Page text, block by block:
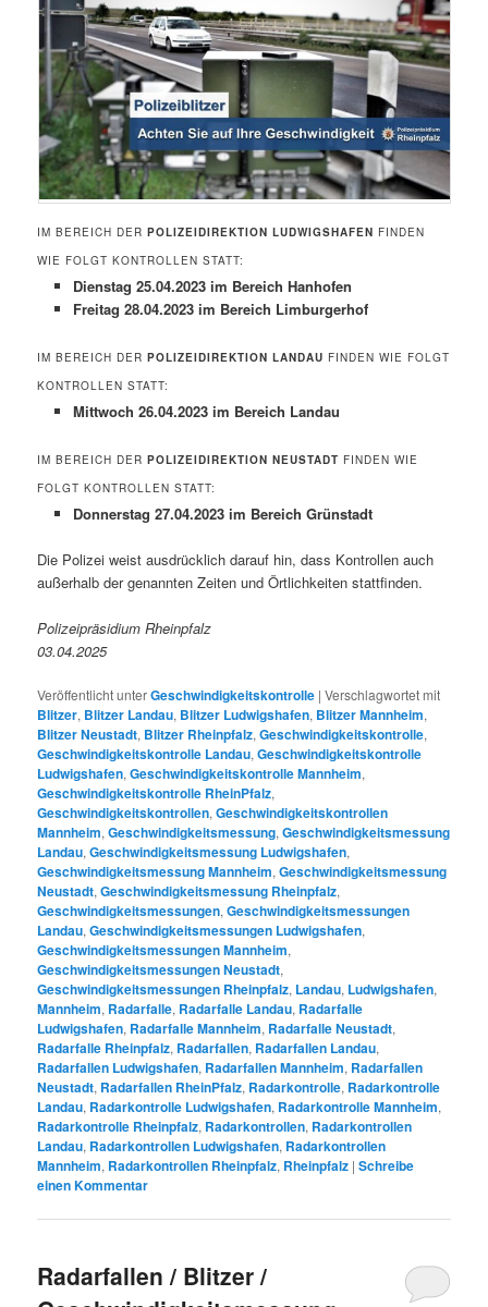
IM BEREICH DERPOLIZEIDIREKTION LUDWIGSHAFEN FINDEN
WIE FOLGT KONTROLLEN STATT:
Dienstag 25.04.2023 im Bereich Hanhofen
Freitag 28.04.2023 im Bereich Limburgerhof
IM BEREICH DERPOLIZEIDIREKTION LANDAU FINDEN WIE FOLGT
KONTROLLEN STATT:
Mittwoch 26.04.2023 im Bereich Landau
IM BEREICH DERPOLIZEIDIREKTION NEUSTADT FINDEN WIE
FOLGT KONTROLLEN STATT:
Donnerstag 27.04.2023 im Bereich Grünstadt
Die Polizei weist ausdrücklich darauf hin, dass Kontrollen auch
außerhalb der genannten Zeiten und Örtlichkeiten stattfinden.
Polizeipräsidium Rheinpfalz
03.04.2025
Veröffentlicht unterGeschwindigkeitskontrolle |Verschlagwortet mit
Blitzer, Blitzer Landau, Blitzer Ludwigshafen, Blitzer Mannheim,
Blitzer Neustadt, Blitzer Rheinpfalz,Geschwindigkeitskontrolle,
Geschwindigkeitskontrolle Landau,Geschwindigkeitskontrolle
Ludwigshafen,Geschwindigkeitskontrolle Mannheim,
Geschwindigkeitskontrolle RheinPfalz,
Geschwindigkeitskontrollen,Geschwindigkeitskontrollen
Mannheim,Geschwindigkeitsmessung,Geschwindigkeitsmessung
Landau,Geschwindigkeitsmessung Ludwigshafen,
Geschwindigkeitsmessung Mannheim,Geschwindigkeitsmessung
Neustadt,Geschwindigkeitsmessung Rheinpfalz,
Geschwindigkeitsmessungen,Geschwindigkeitsmessungen
Landau,Geschwindigkeitsmessungen Ludwigshafen,
Geschwindigkeitsmessungen Mannheim,
Geschwindigkeitsmessungen Neustadt,
Geschwindigkeitsmessungen Rheinpfalz, Landau, Ludwigshafen,
Mannheim, Radarfalle, Radarfalle Landau, Radarfalle
Ludwigshafen, Radarfalle Mannheim, Radarfalle Neustadt,
Radarfalle Rheinpfalz, Radarfallen, Radarfallen Landau,
Radarfallen Ludwigshafen, Radarfallen Mannheim, Radarfallen
Neustadt, Radarfallen RheinPfalz, Radarkontrolle, Radarkontrolle
Landau, Radarkontrolle Ludwigshafen, Radarkontrolle Mannheim,
Radarkontrolle Rheinpfalz, Radarkontrollen, Radarkontrollen
Landau, Radarkontrollen Ludwigshafen, Radarkontrollen
Mannheim, Radarkontrollen Rheinpfalz, Rheinpfalz |Schreibe
einen Kommentar
Radarfallen / Blitzer /